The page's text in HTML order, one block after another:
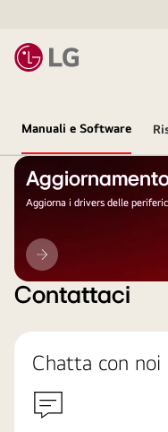
Manuali e Software
Aggiorna i drivers delle
Aggiornamento
LG
Contattaci
Chatta con noi